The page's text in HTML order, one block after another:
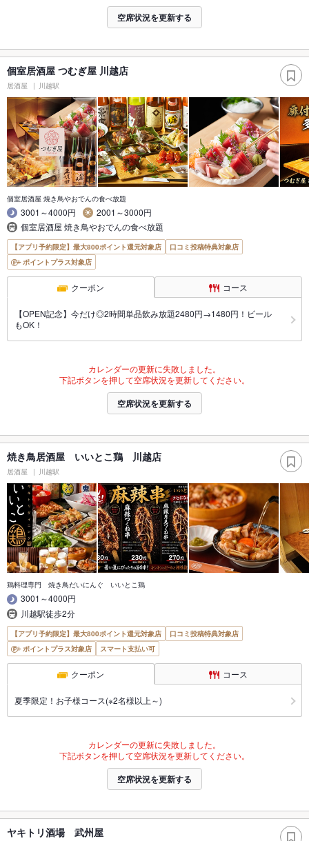
空席状況を更新する
個室居酒屋 つむぎ屋 川越店
居酒屋 川越駅
個室居酒屋 焼き鳥やおでんの食べ放題
3001～4000円
2001～3000円
個室居酒屋 焼き鳥やおでんの食べ放題
【アプリ予約限定】最大800ポイント還元対象店
口コミ投稿特典対象店
ポイントプラス対象店
クーポン コース
【OPEN記念】今だけ◎2時間単品飲み放題2480円→1480円！ビール
もOK！
カレンダーの更新に失敗しました。
下記ボタンを押して空席状況を更新してください。
空席状況を更新する
焼き鳥居酒屋 いいとこ鶏 川越店
居酒屋 川越駅
鶏料理専門 焼き鳥だいにんぐ いいとこ鶏
3001～4000円
川越駅徒歩2分
【アプリ予約限定】最大800ポイント還元対象店
口コミ投稿特典対象店
ポイントプラス対象店
スマート支払い可
クーポン コース
夏季限定！お子様コース(※2名様以上～)
カレンダーの更新に失敗しました。
下記ボタンを押して空席状況を更新してください。
空席状況を更新する
ヤキトリ酒場 武州屋